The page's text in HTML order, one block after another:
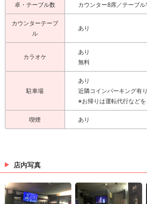
卓・テーブル数 カウンター8席／テーブル
カウンターテーブ
ル
あり
カラオケ
あり
無料
駐車場
あり
近隣コインパーキング有り
※お帰りは運転代行など
喫煙 あり
店内写真